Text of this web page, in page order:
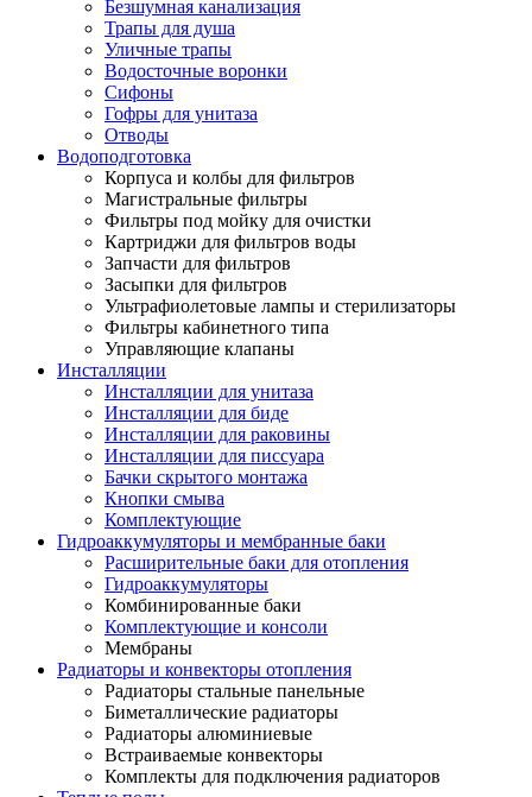
Безшумная канализация
Трапы для душа
Уличные трапы
Водосточные воронки
Сифоны
Гофры для унитаза
Отводы
Водоподготовка
Корпуса и колбы для фильтров
Магистральные фильтры
Фильтры под мойку для очистки
Картриджи для фильтров воды
Запчасти для фильтров
Засыпки для фильтров
Ультрафиолетовые лампы и стерилизаторы
Фильтры кабинетного типа
Управляющие клапаны
Инсталляции
Инсталляции для унитаза
Инсталляции для биде
Инсталляции для раковины
Инсталляции для писсуара
Бачки скрытого монтажа
Кнопки смыва
Комплектующие
Гидроаккумуляторы и мембранные баки
Расширительные баки для отопления
Гидроаккумуляторы
Комбинированные баки
Комплектующие и консоли
Мембраны
Радиаторы и конвекторы отопления
Радиаторы стальные панельные
Биметаллические радиаторы
Радиаторы алюминиевые
Встраиваемые конвекторы
Комплекты для подключения радиаторов